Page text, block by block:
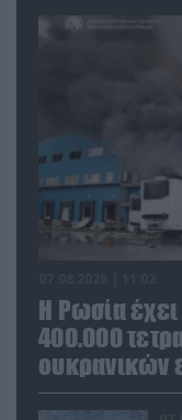
Η Ρωσία
400.000
ουκρανικών
Ιούλιο